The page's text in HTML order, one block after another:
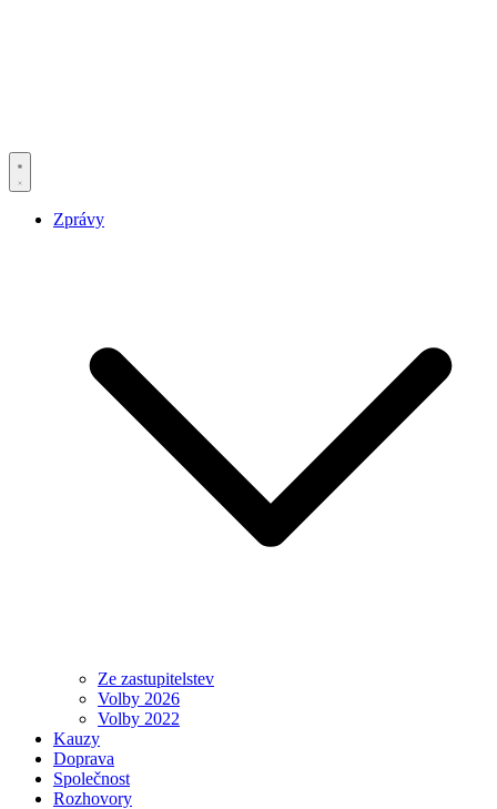
Zprávy
Ze zastupitelstev
Volby 2026
Volby 2022
Kauzy
Doprava
Společnost
Rozhovory